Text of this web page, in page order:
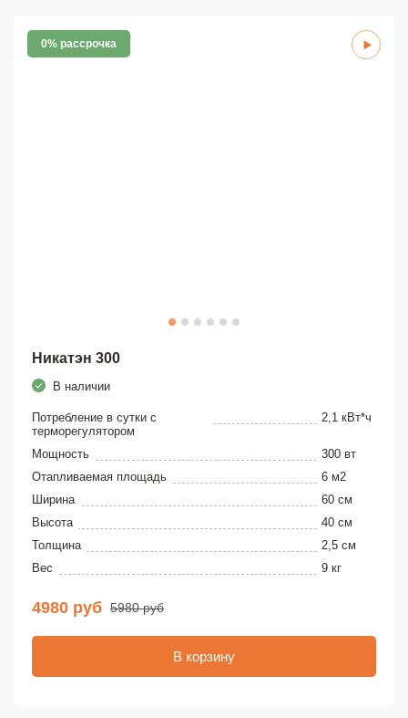
0% рассрочка
Никатэн 300
В наличии
Потребление в сутки с
терморегулятором
2,1 кВт*ч
Мощность
300 вт
Отапливаемая площадь
6 м2
Ширина
60 см
Высота
40 см
Толщина
2,5 см
Вес
9 кг
4980 руб 5980 руб
В корзину